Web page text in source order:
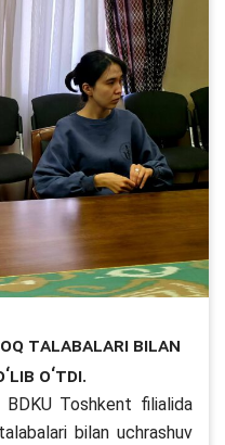
talabalari bilan
o‘tdi.
Toshkent filialida
bilan uchrashuv